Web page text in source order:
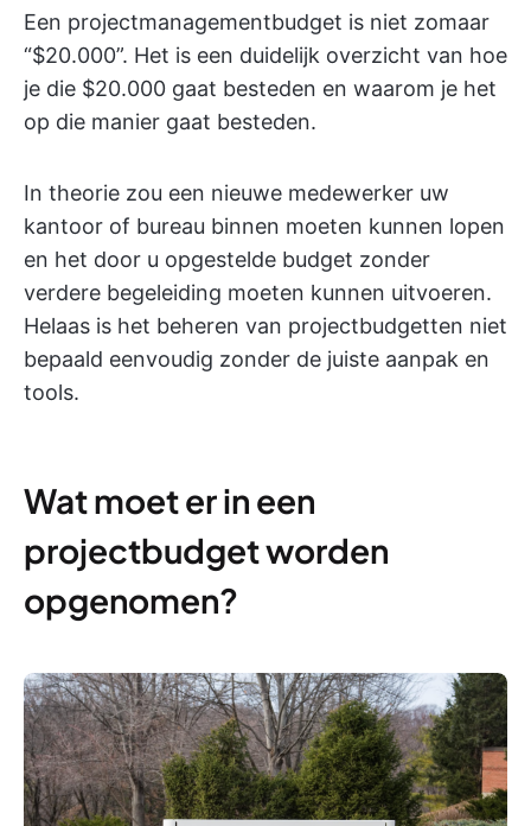
Een projectmanagementbudget is niet zomaar
“$20.000”. Het is een duidelijk overzicht van hoe
je die $20.000 gaat besteden en waarom je het
op die manier gaat besteden.
In theorie zou een nieuwe medewerker uw
kantoor of bureau binnen moeten kunnen lopen
en het door u opgestelde budget zonder
verdere begeleiding moeten kunnen uitvoeren.
Helaas is het beheren van projectbudgetten niet
bepaald eenvoudig zonder de juiste aanpak en
tools.
Wat moet er in een
projectbudget worden
opgenomen?